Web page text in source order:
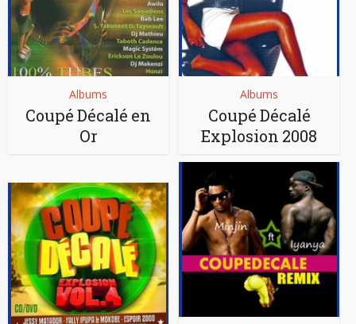
Albums
Coupé Décalé en
Or
Albums
Coupé Décalé
Explosion 2008